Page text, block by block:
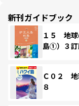
新刊ガイドブック
１５ 地
島①）３
Ｃ０２ 地
８